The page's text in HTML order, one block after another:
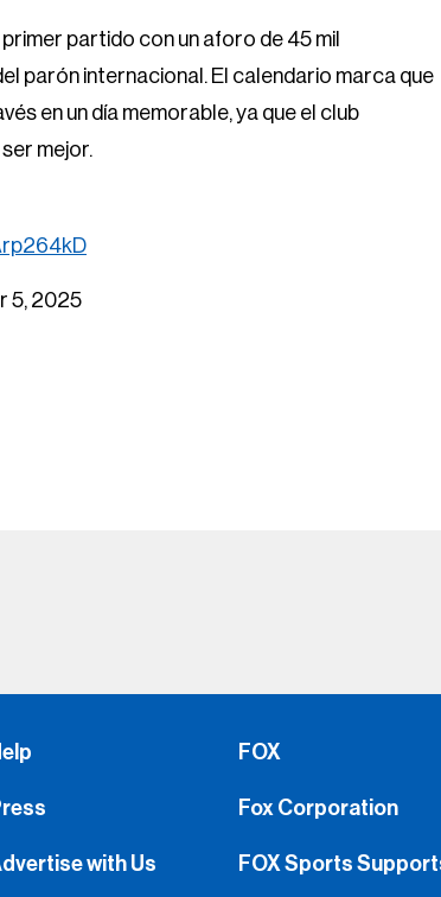
partido con un aforo de 45 mil
parón internacional. El calendario marca que
en un día memorable, ya que el club
mejor.
5, 2025
with Us
Fox Corporation
FOX Sports Supports
Fox Sports